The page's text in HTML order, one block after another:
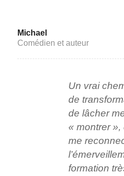
Michael
Comédien et auteur
Un vrai
de
de lâcher
« montrer »,
me
formation